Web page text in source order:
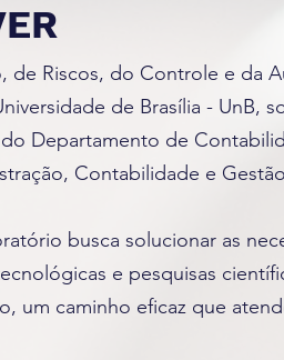
de Riscos, do Controle e da
de Brasília - UnB,
Departamento de
Contabilidade e
busca solucionar as
e pesquisas
um caminho eficaz que